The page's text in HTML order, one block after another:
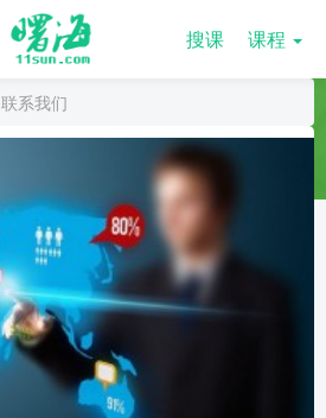
搜课 课程
联系我们